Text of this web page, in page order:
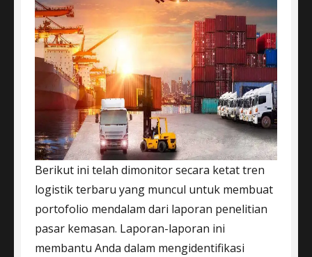
Berikut ini telah dimonitor secara ketat tren
logistik terbaru yang muncul untuk membuat
portofolio mendalam dari laporan penelitian
pasar kemasan. Laporan-laporan ini
membantu Anda dalam mengidentifikasi